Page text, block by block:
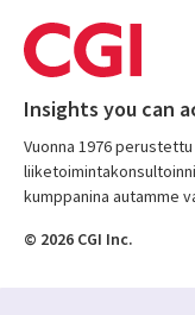
Insights you can
Vuonna 1976 perustettu
kumppanina autamme
© 2026 CGI Inc.